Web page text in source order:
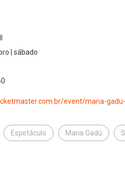
| sábado
br/event/maria-
Espetáculo Maria Gadú